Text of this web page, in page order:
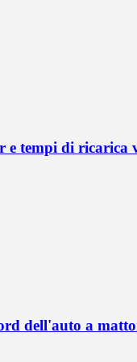
e tempi di ricarica
dell'auto a